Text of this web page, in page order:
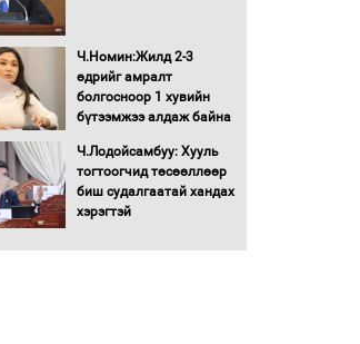
бүрдүүллээ
Хөшөө бүтсэн түүхийг
өгүүлэх 7 баримт
Хөвсгөл нуурын лусыг
тахих төрийн тахилгын
ёслол боллоо
Ч.Номин:Жилд 2-3
өдрийг амралт
болгосноор 1 хувийн
бүтээмжээ алдаж байна
Ч.Лодойсамбуу: Хууль
тогтоогчид төсөөллөөр
биш судалгаатай хандах
хэрэгтэй